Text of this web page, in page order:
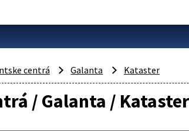
centrá Galanta Kataster
/ Galanta / Kataster